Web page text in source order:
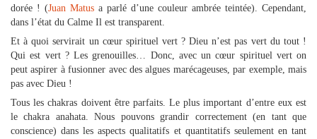
dorée ! (Juan Matus a parlé d’une couleur ambrée teintée). Cependant,
dans l’état du Calme Il est transparent.
Et à quoi servirait un cœur spirituel vert ? Dieu n’est pas vert du tout !
Qui est vert ? Les grenouilles… Donc, avec un cœur spirituel vert on
peut aspirer à fusionner avec des algues marécageuses, par exemple, mais
pas avec Dieu !
Tous les chakras doivent être parfaits. Le plus important d’entre eux est
le chakra anahata. Nous pouvons grandir correctement (en tant que
conscience) dans les aspects qualitatifs et quantitatifs seulement en tant